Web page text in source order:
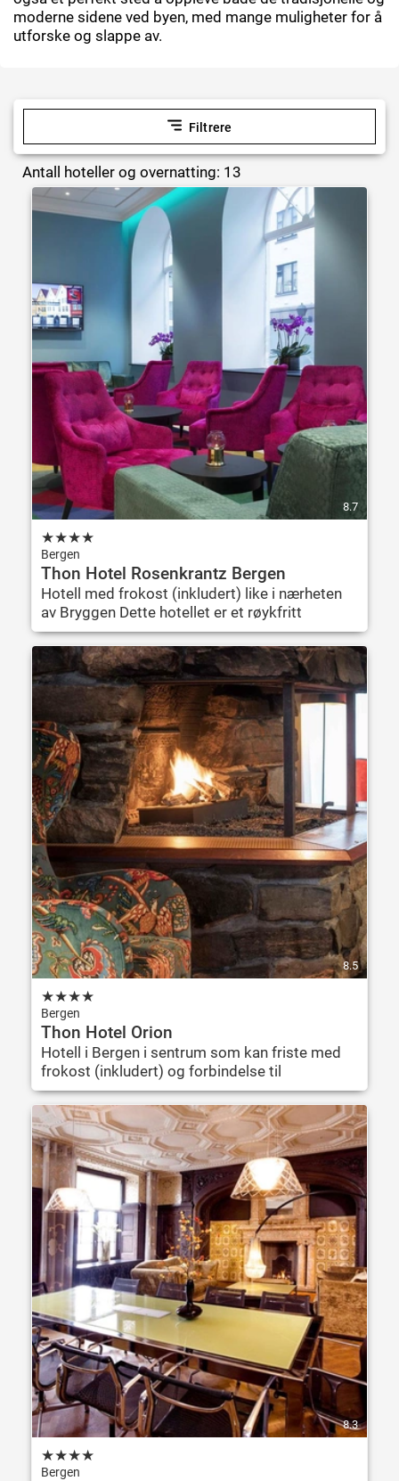
moderne sidene ved byen, med mange muligheter for å
utforske og slappe av.
Filtrere
Antall hoteller og overnatting: 13
8.7
★★★★
Bergen
Thon Hotel Rosenkrantz Bergen
Hotell med frokost (inkludert) like i nærheten
av Bryggen Dette hotellet er et røykfritt
8.5
★★★★
Bergen
Thon Hotel Orion
Hotell i Bergen i sentrum som kan friste med
frokost (inkludert) og forbindelse til
8.3
★★★★
Bergen